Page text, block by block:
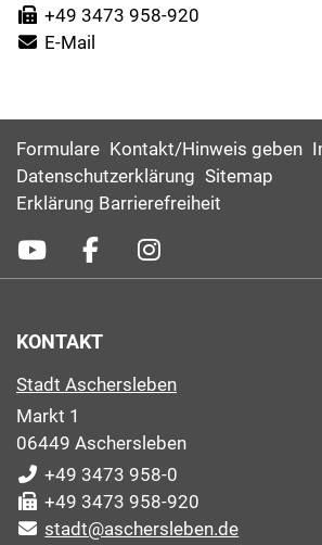
+49 3473 958-920
E-Mail
Formulare Kontakt/Hinweis geben
Datenschutzerklärung Sitemap
Erklärung Barrierefreiheit
KONTAKT
Stadt Aschersleben
Markt 1
06449 Aschersleben
+49 3473 958-0
+49 3473 958-920
stadt@aschersleben.de